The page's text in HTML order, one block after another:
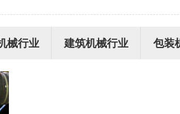
械行业 建筑机械行业 包装